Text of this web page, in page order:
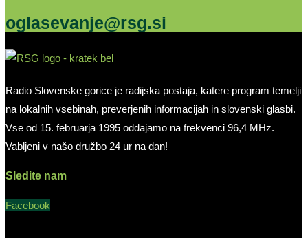
oglasevanje@rsg.si
Radio Slovenske gorice je radijska postaja, katere program temelji
na lokalnih vsebinah, preverjenih informacijah in slovenski glasbi.
Vse od 15. februarja 1995 oddajamo na frekvenci 96,4 MHz.
Vabljeni v našo družbo 24 ur na dan!
Sledite nam
Facebook